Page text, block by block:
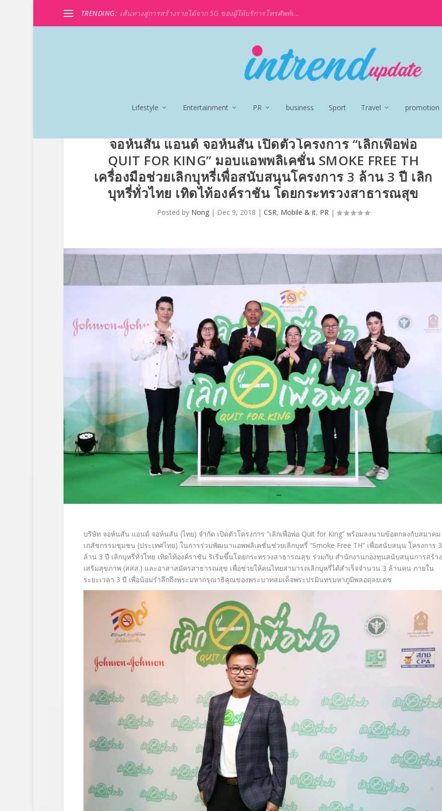
TRENDING: เส้นทางสู่การสร้างรายได้จาก 5G ของผู้ให้บริการโทรศัพท์เ...
Lifestyle Entertainment PR business Sport Travel promotion
จอห์นสัน แอนด์ จอห์นสัน เปิดตัวโครงการ “เลิกเพื่อพ่อ
QUIT FOR KING” มอบแอพพลิเคชั่น SMOKE FREE TH
เครื่องมือช่วยเลิกบุหรี่เพื่อสนับสนุนโครงการ 3 ล้าน 3 ปี เลิก
บุหรี่ทั่วไทย เทิดไท้องค์ราชัน โดยกระทรวงสาธารณสุข
Posted by Nong| Dec 9, 2018 | CSR, Mobile & it, PR|
บริษัท จอห์นสัน แอนด์ จอห์นสัน (ไทย) จำกัด เปิดตัวโครงการ “เลิกเพื่อพ่อ Quit for King” พร้อมลงนามข้อตกลงกับสมาคม
เภสัชกรรมชุมชน (ประเทศไทย) ในการร่วมพัฒนาแอพพลิเคชั่นช่วยเลิกบุหรี่ “Smoke Free TH” เพื่อสนับสนุน โครงการ 3
ล้าน 3 ปี เลิกบุหรี่ทั่วไทย เทิดไท้องค์ราชัน ริเริ่มขึ้นโดยกระทรวงสาธารณสุข ร่วมกับ สำนักงานกองทุนสนับสนุนการสร้าง
เสริมสุขภาพ (สสส.) และอาสาสมัครสาธารณสุข เพื่อช่วยให้คนไทยสามารถเลิกบุหรี่ได้สำเร็จจำนวน 3 ล้านคน ภายใน
ระยะเวลา 3 ปี เพื่อน้อมรำลึกถึงพระมหากรุณาธิคุณของพระบาทสมเด็จพระปรมินทรมหาภูมิพลอดุลยเดช